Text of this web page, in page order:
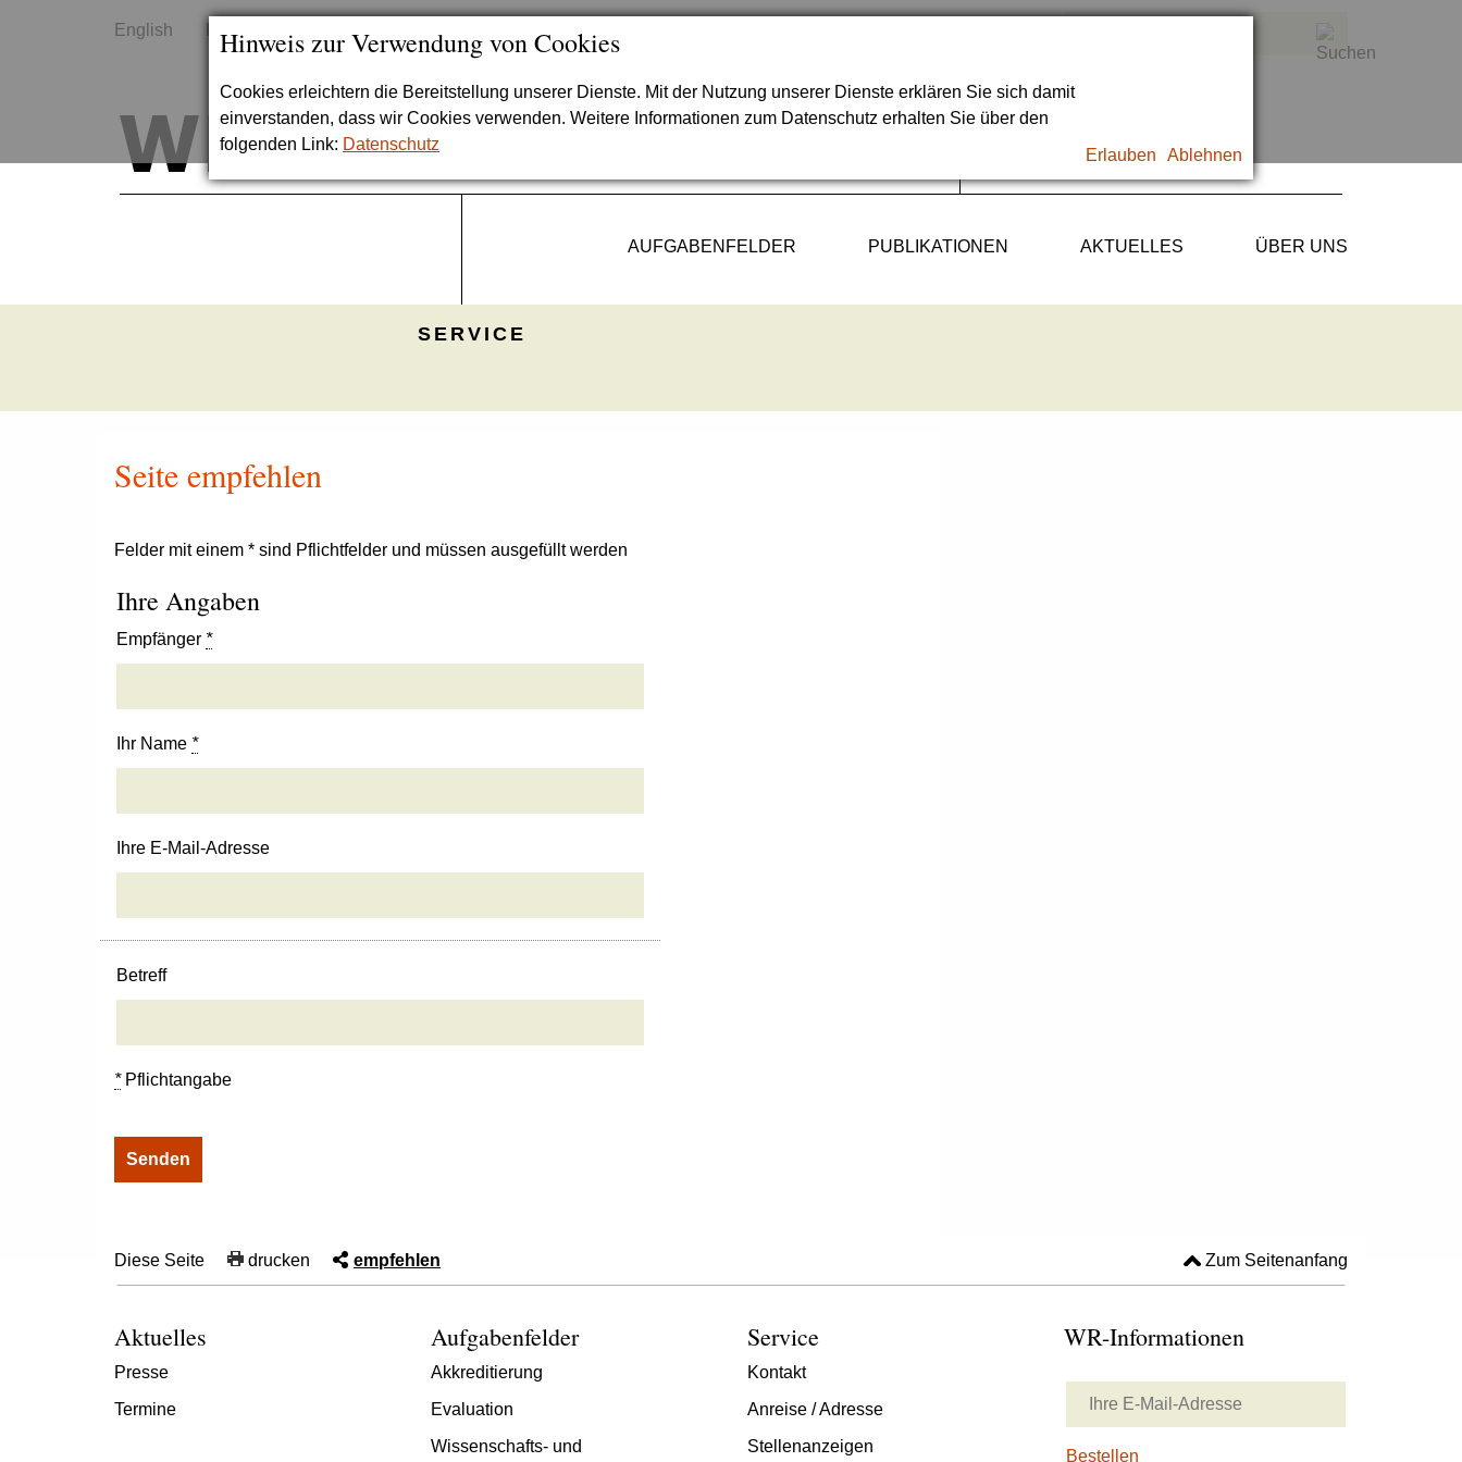
Hinweis zur Verwendung von Cookies
Cookies erleichtern die Bereitstellung unserer Dienste. Mit der Nutzung unserer Dienste erklären Sie sich damit
einverstanden, dass wir Cookies verwenden. Weitere Informationen zum Datenschutz erhalten Sie über den
folgenden Link: Datenschutz
Erlauben Ablehnen
English
AUFGABENFELDER PUBLIKATIONEN AKTUELLES ÜBER UNS
SERVICE
Seite empfehlen
Felder mit einem * sind Pflichtfelder und müssen ausgefüllt werden
Ihre Angaben
Empfänger *
Ihr Name *
Ihre E-Mail-Adresse
Betreff
*Pflichtangabe
Diese Seite drucken empfehlen Zum Seitenanfang
Aktuelles
Presse
Termine
Aufgabenfelder
Akkreditierung
Evaluation
Wissenschafts- und
Service
Kontakt
Anreise / Adresse
Stellenanzeigen
WR-Informationen